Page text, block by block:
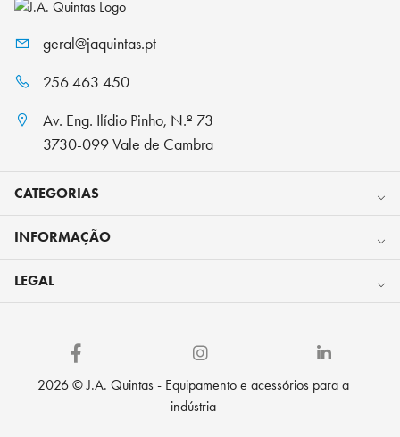
geral@jaquintas.pt
256 463 450
Av. Eng. Ilídio Pinho, N.º 73
3730-099 Vale de Cambra
CATEGORIAS
INFORMAÇÃO
LEGAL
2026 © J.A. Quintas - Equipamento e acessórios para a
indústria